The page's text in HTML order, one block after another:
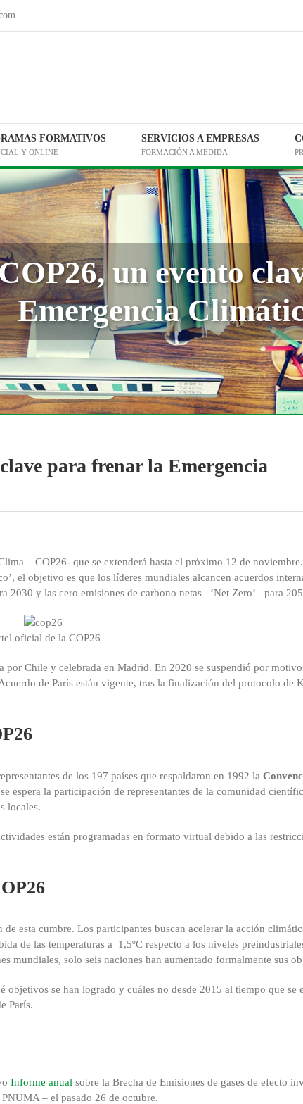
FORMATIVOS
Y ONLINE
SERVICIOS A EMPRESAS
FORMACIÓN A MEDIDA
un evento
Emergencia
para frenar la Emergencia
– COP26- que se extenderá hasta el próximo 12 de
el objetivo es que los líderes mundiales alcancen acuerdos
2030 y las cero emisiones de carbono netas –’Net Zero’– para
oficial de la COP26
Chile y celebrada en Madrid. En 2020 se suspendió por
de París están vigente, tras la finalización del protocolo de
de los 197 países que respaldaron en 1992 la
espera la participación de representantes de la comunidad
locales.
están programadas en formato virtual debido a las
de esta cumbre. Los participantes buscan acelerar la acción
de las temperaturas a 1,5ºC respecto a los niveles
mundiales, solo seis naciones han aumentado formalmente sus
objetivos se han logrado y cuáles no desde 2015 al tiempo que se
París.
Informe anual sobre la Brecha de Emisiones de gases de efecto
– el pasado 26 de octubre.